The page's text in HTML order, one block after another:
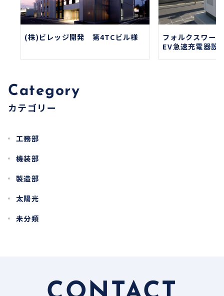
(株)ビレッジ開発 第4TCビル様
フォルクスワー
EV急速充電器設
Category
カテゴリー
工務部
機装部
製造部
太陽光
未分類